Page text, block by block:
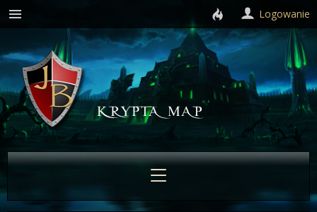
Logowanie